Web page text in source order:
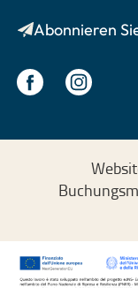
Abonnieren